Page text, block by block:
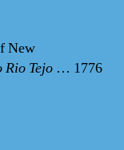
New
Rio Tejo … 1776